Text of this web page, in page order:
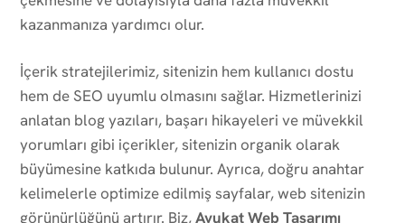
kazanmanıza yardımcı olur.
İçerik stratejilerimiz, sitenizin hem kullanıcı dostu
hem de SEO uyumlu olmasını sağlar. Hizmetlerinizi
anlatan blog yazıları, başarı hikayeleri ve müvekkil
yorumları gibi içerikler, sitenizin organik olarak
büyümesine katkıda bulunur. Ayrıca, doğru anahtar
kelimelerle optimize edilmiş sayfalar, web sitenizin
görünürlüğünü artırır. Biz,Avukat Web Tasarımı